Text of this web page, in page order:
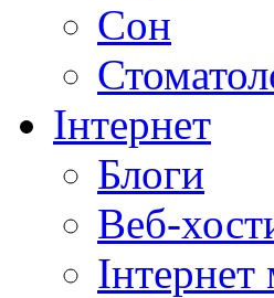
Сон
Інтернет
Блоги
Веб-
Інтернет